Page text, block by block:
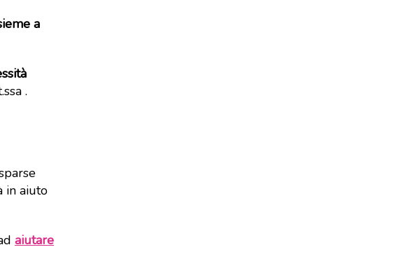
a
.
in aiuto
aiutare